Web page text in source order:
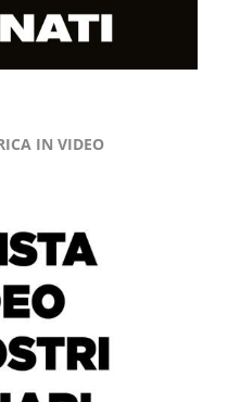
IN VIDEO